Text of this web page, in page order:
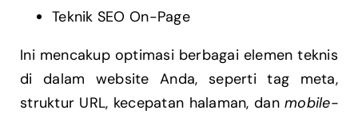
Teknik SEO On-Page
Ini mencakup optimasi berbagai elemen teknis
di dalam website Anda, seperti tag meta,
struktur URL, kecepatan halaman, danmobile-